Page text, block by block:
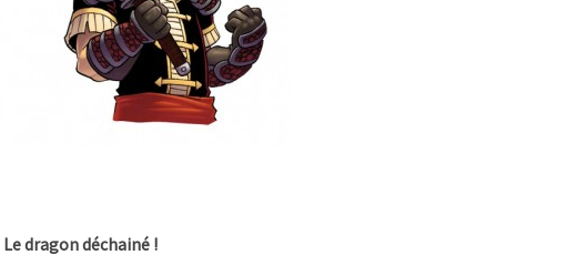
Le dragon déchainé !